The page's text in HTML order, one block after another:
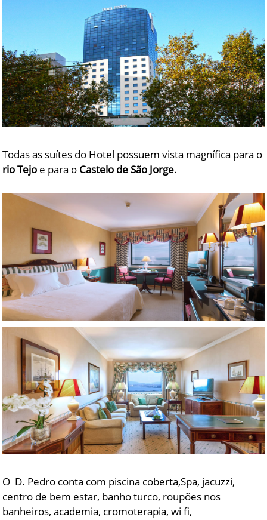
Todas as suítes do Hotel possuem vista magnífica para o
rio Tejo e para o Castelo de São Jorge.
O D. Pedro conta com piscina coberta,Spa, jacuzzi,
centro de bem estar, banho turco, roupões nos
banheiros, academia, cromoterapia, wi fi,